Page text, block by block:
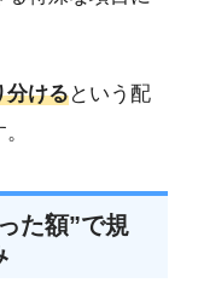
分けるという配
た額”で規